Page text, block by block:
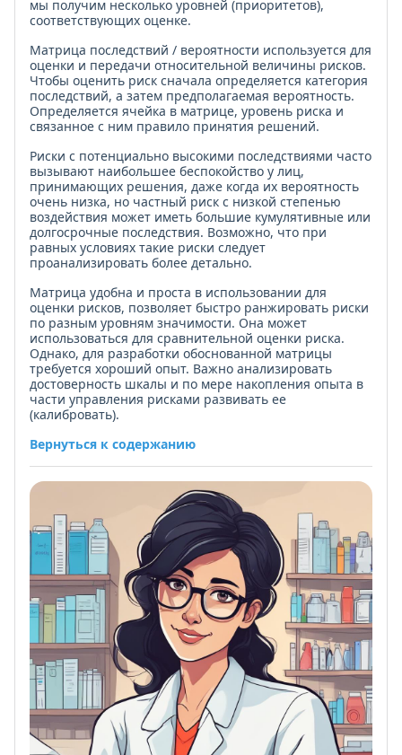
мы получим несколько уровней (приоритетов),
соответствующих оценке.
Матрица последствий / вероятности используется для
оценки и передачи относительной величины рисков.
Чтобы оценить риск сначала определяется категория
последствий, а затем предполагаемая вероятность.
Определяется ячейка в матрице, уровень риска и
связанное с ним правило принятия решений.
Риски с потенциально высокими последствиями часто
вызывают наибольшее беспокойство у лиц,
принимающих решения, даже когда их вероятность
очень низка, но частный риск с низкой степенью
воздействия может иметь большие кумулятивные или
долгосрочные последствия. Возможно, что при
равных условиях такие риски следует
проанализировать более детально.
Матрица удобна и проста в использовании для
оценки рисков, позволяет быстро ранжировать риски
по разным уровням значимости. Она может
использоваться для сравнительной оценки риска.
Однако, для разработки обоснованной матрицы
требуется хороший опыт. Важно анализировать
достоверность шкалы и по мере накопления опыта в
части управления рисками развивать ее
(калибровать).
Вернуться к содержанию